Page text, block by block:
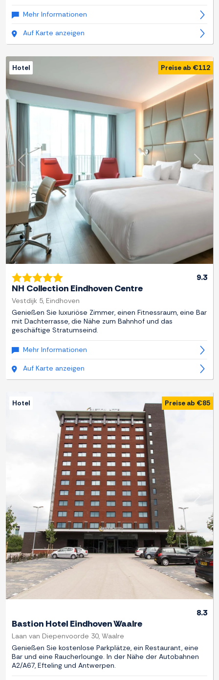
Mehr Informationen
Auf Karte anzeigen
Zurück
Hotel Preise ab €112
9.3
NH Collection Eindhoven Centre
Vestdijk 5, Eindhoven
Genießen Sie luxuriöse Zimmer, einen Fitnessraum, eine Bar
mit Dachterrasse, die Nähe zum Bahnhof und das
geschäftige Stratumseind.
Mehr Informationen
Auf Karte anzeigen
Hotel Preise ab €85
8.3
Bastion Hotel Eindhoven Waalre
Laan van Diepenvoorde 30, Waalre
Genießen Sie kostenlose Parkplätze, ein Restaurant, eine
Bar und eine Raucherlounge. In der Nähe der Autobahnen
A2/A67, Efteling und Antwerpen.